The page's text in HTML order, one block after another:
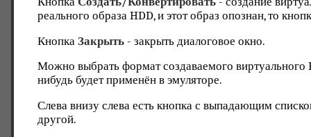
реального образа HDD, и этот образ опознан, то
КнопкаЗакрыть - закрыть диалоговое окно.
Можно выбрать формат создаваемого виртуального
нибудь будет применён в эмуляторе.
Слева внизу слева есть кнопка с выпадающим
другой.